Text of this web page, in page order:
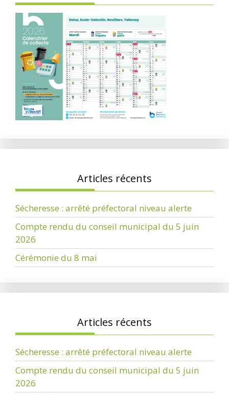
Articles récents
Sécheresse : arrêté préfectoral niveau alerte
Compte rendu du conseil municipal du 5 juin
2026
Cérémonie du 8 mai
Articles récents
Sécheresse : arrêté préfectoral niveau alerte
Compte rendu du conseil municipal du 5 juin
2026